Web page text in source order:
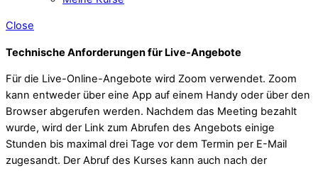
Close
Technische Anforderungen für Live-Angebote
Für die Live-Online-Angebote wird Zoom verwendet. Zoom
kann entweder über eine App auf einem Handy oder über den
Browser abgerufen werden. Nachdem das Meeting bezahlt
wurde, wird der Link zum Abrufen des Angebots einige
Stunden bis maximal drei Tage vor dem Termin per E-Mail
zugesandt. Der Abruf des Kurses kann auch nach der